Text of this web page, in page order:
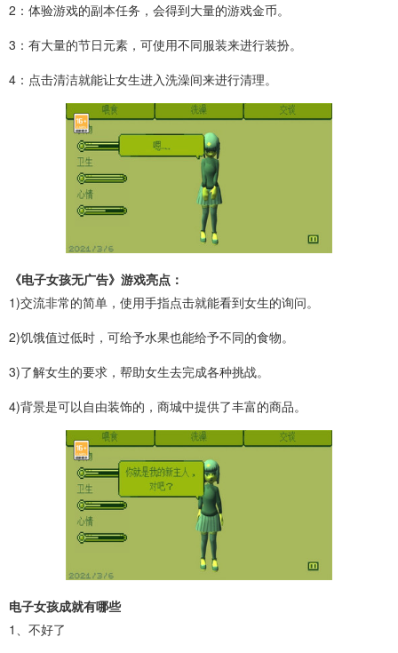
2：体验游戏的副本任务，会得到大量的游戏金币。
3：有大量的节日元素，可使用不同服装来进行装扮。
4：点击清洁就能让女生进入洗澡间来进行清理。
《电子女孩无广告》游戏亮点：
1)交流非常的简单，使用手指点击就能看到女生的询问。
2)饥饿值过低时，可给予水果也能给予不同的食物。
3)了解女生的要求，帮助女生去完成各种挑战。
4)背景是可以自由装饰的，商城中提供了丰富的商品。
电子女孩成就有哪些
1、不好了